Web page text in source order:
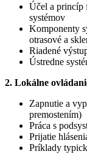
Účel a princíp
systémov
Komponenty
otrasové a
Riadené
Ústredne
2. Lokálne
Zapnutie a
premostením)
Práca s
Prijatie
Príklady